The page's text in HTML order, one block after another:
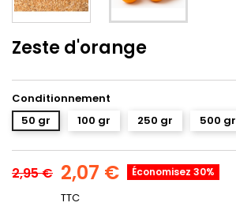
Zeste d'orange
Conditionnement
50 gr
100 gr 250 gr 500 gr
2,95 € 2,07 € Économisez 30%
TTC